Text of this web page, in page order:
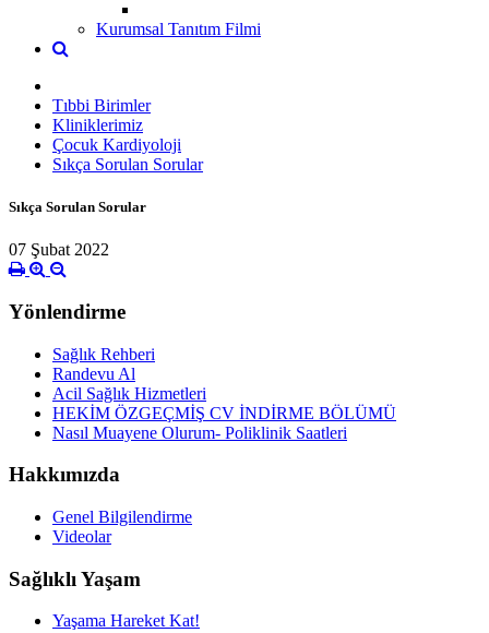
Kurumsal Tanıtım Filmi
Tıbbi Birimler
Kliniklerimiz
Çocuk Kardiyoloji
Sıkça Sorulan Sorular
Sıkça Sorulan Sorular
07 Şubat 2022
Yönlendirme
Sağlık Rehberi
Randevu Al
Acil Sağlık Hizmetleri
HEKİM ÖZGEÇMİŞ CV İNDİRME BÖLÜMÜ
Nasıl Muayene Olurum- Poliklinik Saatleri
Hakkımızda
Genel Bilgilendirme
Videolar
Sağlıklı Yaşam
Yaşama Hareket Kat!